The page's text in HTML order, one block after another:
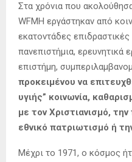
Στα χρόνια που
WFMH εργάστηκαν από
εκατοντάδες
πανεπιστήμια, ερευνητικά
επιστήμη,
προκειμένου να
υγιής” κοινωνία,
με τον Χριστιανισμό,
εθνικό πατριωτισμό ή
Μέχρι το 1971, ο κόσμος